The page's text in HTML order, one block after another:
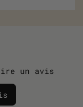
un avis